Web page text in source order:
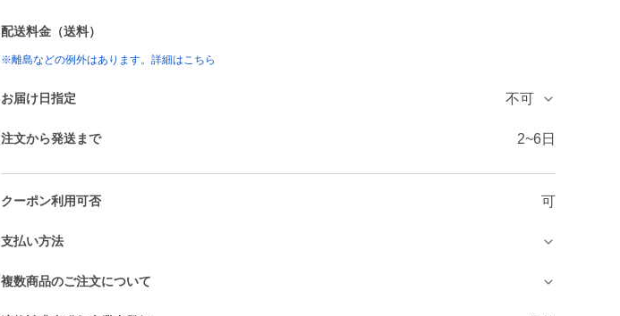
配送料金（送料）
※離島などの例外はあります。詳細はこちら
お届け日指定 不可
注文から発送まで 2~6日
クーポン利用可否 可
支払い方法
複数商品のご注文について